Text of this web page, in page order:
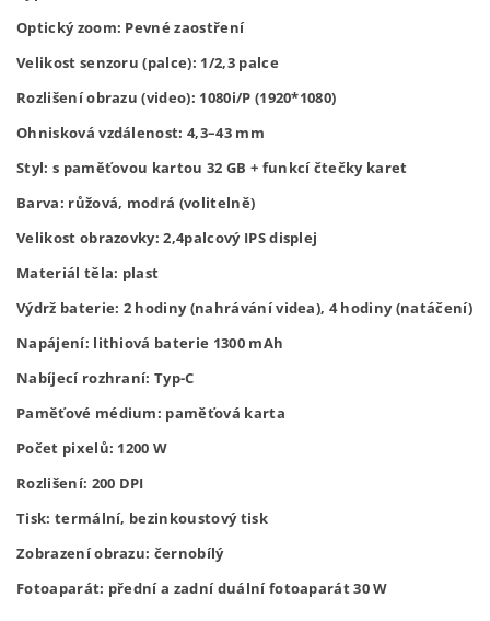
Optický zoom: Pevné zaostření
Velikost senzoru (palce): 1/2,3 palce
Rozlišení obrazu (video): 1080i/P (1920*1080)
Ohnisková vzdálenost: 4,3–43 mm
Styl: s paměťovou kartou 32 GB + funkcí čtečky karet
Barva: růžová, modrá (volitelně)
Velikost obrazovky: 2,4palcový IPS displej
Materiál těla: plast
Výdrž baterie: 2 hodiny (nahrávání videa), 4 hodiny (natáčení)
Napájení: lithiová baterie 1300 mAh
Nabíjecí rozhraní: Typ-C
Paměťové médium: paměťová karta
Počet pixelů: 1200 W
Rozlišení: 200 DPI
Tisk: termální, bezinkoustový tisk
Zobrazení obrazu: černobílý
Fotoaparát: přední a zadní duální fotoaparát 30 W